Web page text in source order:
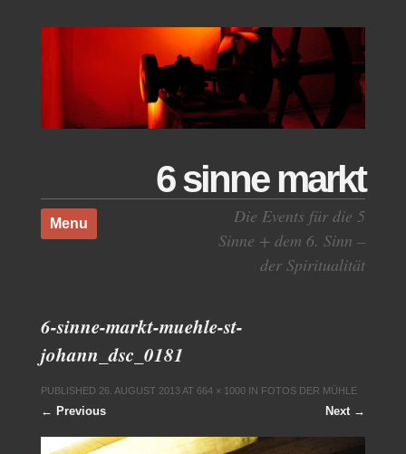
6 sinne markt
Die Events für die 5
Sinne + dem 6. Sinn –
der Spiritualität
Menu
Skip to content
6-sinne-markt-muehle-st-
johann_dsc_0181
PUBLISHED 26. AUGUST 2013AT 664 × 1000IN FOTOS DER MÜHLE
← Previous Next →